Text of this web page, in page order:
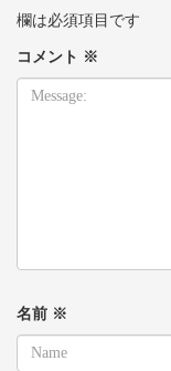
欄は必須項目です
コメント ※
名前 ※